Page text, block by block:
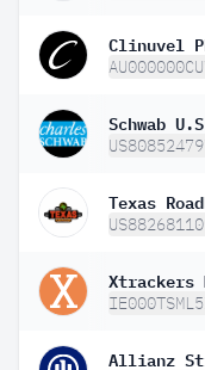
Clinuvel
Schwab
Texas
Allianz